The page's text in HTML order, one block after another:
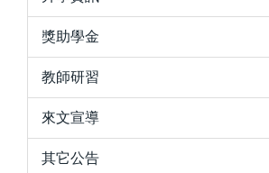
獎助學金
教師研習
來文宣導
其它公告